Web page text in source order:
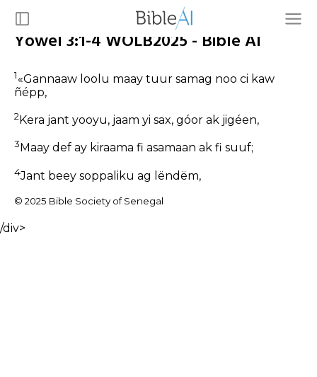
Yowel 3:1-4 WOLB2025 - Bible AI
1«Gannaaw loolu maay tuur samag noo ci kaw
ñépp,
2 Kera jant yooyu, jaam yi sax, góor ak jigéen,
3 Maay def ay kiraama fi asamaan ak fi suuf;
4Jant beey soppaliku ag lëndëm,
© 2025 Bible Society of Senegal
/div>